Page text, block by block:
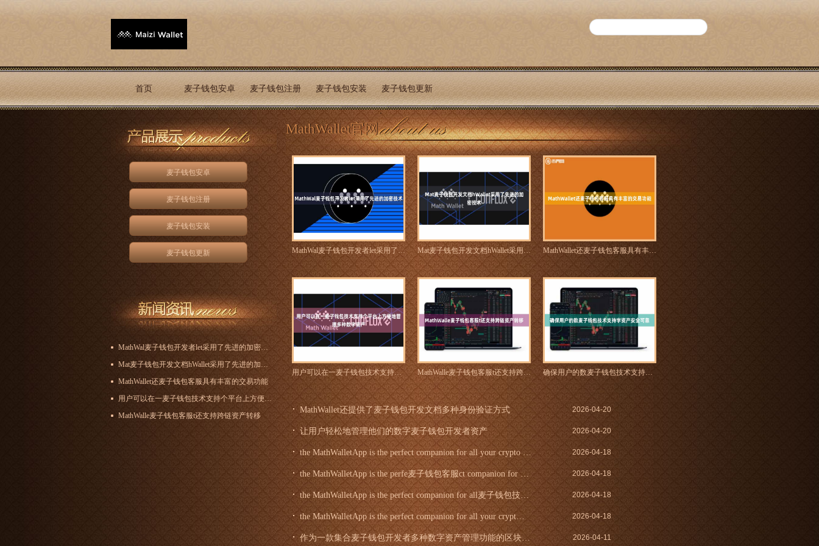
首页 麦子钱包安卓 麦子钱包注册 麦子钱包安装 麦子钱包更新
麦子钱包安卓
麦子钱包注册
麦子钱包安装
麦子钱包更新
MathWal麦子钱包开发者let采用了先进的加密技术
Mat麦子钱包开发文档hWallet采用了先进的加密技术
MathWallet还麦子钱包客服具有丰富的交易功能
用户可以在一麦子钱包技术支持个平台上方便地管理多种数字资产
MathWalle麦子钱包客服t还支持跨链资产转移
MathWallet官网
MathWal麦子钱包开发者let采用了先进的加密技术 Mat麦子钱包开发文档hWallet采用了先进的加密技术 MathWallet还麦子钱包客服具有丰富的交易功能
用户可以在一麦子钱包技术支持个平台上方便地管理多种数字资产 MathWalle麦子钱包客服t还支持跨链资产转移 确保用户的数麦子钱包技术支持字资产安全可靠
MathWallet还提供了麦子钱包开发文档多种身份验证方式 2026-04-20
让用户轻松地管理他们的数字麦子钱包开发者资产 2026-04-20
the MathWalletApp is the perfect companion for all your crypto needs. Download the app today and start managing your assets wi麦子钱包开发者th ease and convenience. 2026-04-18
the MathWalletApp is the perfe麦子钱包客服ct companion for all your crypto needs. Download the app today and start managing your assets with ease and convenience. 2026-04-18
the MathWalletApp is the perfect companion for all麦子钱包技术支持 your crypto needs. Download the app today and start managing your assets with ease and convenience. 2026-04-18
the MathWalletApp is the perfect companion for all your crypt麦子钱包开发文档o needs. Download the app today and start managing your assets with ease and convenience. 2026-04-18
作为一款集合麦子钱包开发者多种数字资产管理功能的区块链钱包 2026-04-11